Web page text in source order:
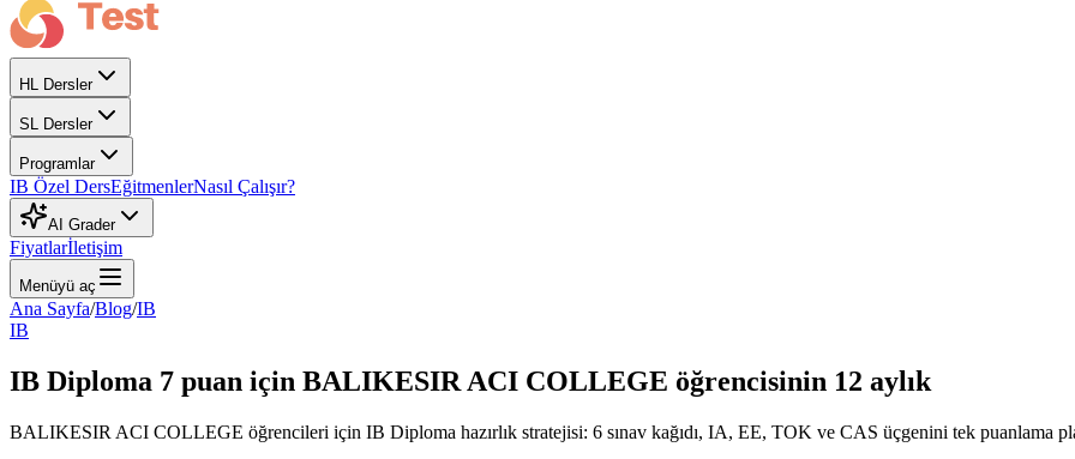
HL Dersler
SL Dersler
Programlar
IB Özel DersEğitmenlerNasıl Çalışır?
AI Grader
Fiyatlarİletişim
Menüyü aç
Ana Sayfa/Blog/IB
IB
IB Diploma 7 puan için BALIKESIR ACI COLLEGE öğrencisinin 12 aylık
BALIKESIR ACI COLLEGE öğrencileri için IB Diploma hazırlık stratejisi: 6 sınav kağıdı, IA, EE, TOK ve CAS üçgenini tek puanlama